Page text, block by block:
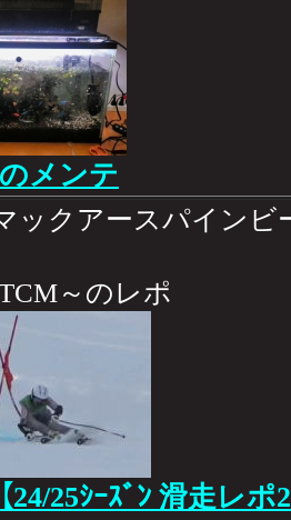
メンテ
ックアースパイン
～のレポ
24/25ｼｰｽﾞﾝ 滑走レポ